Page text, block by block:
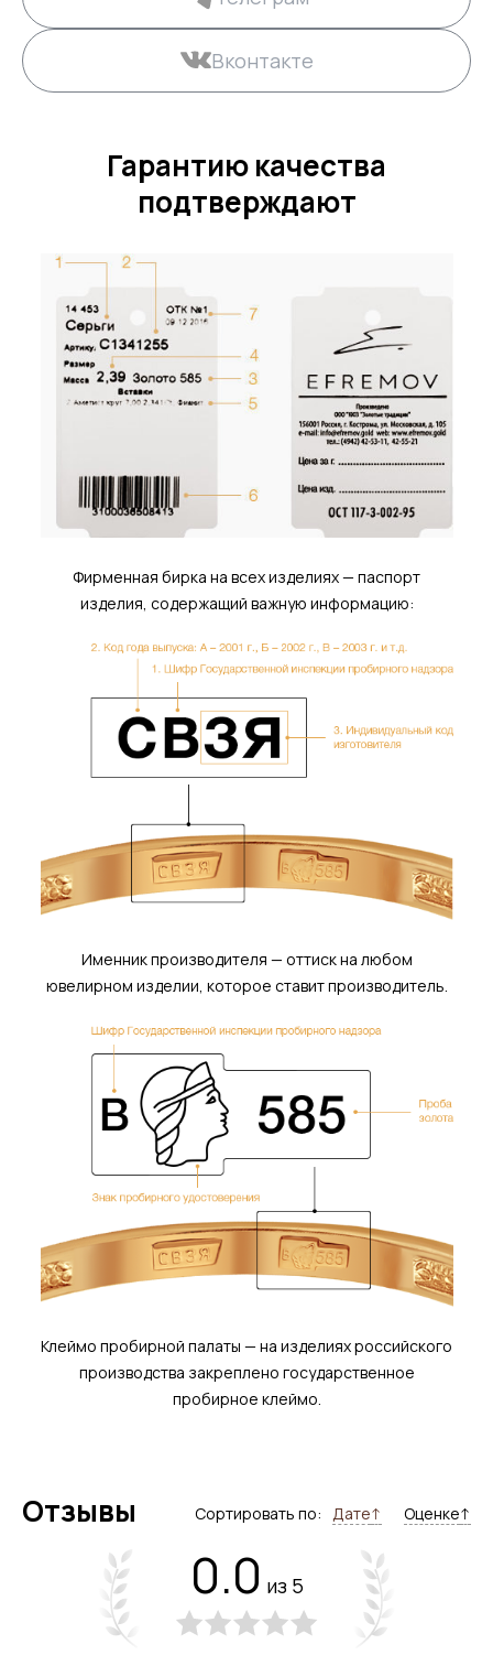
Вконтакте
Гарантию качества
подтверждают
Фирменная бирка на всех изделиях — паспорт
изделия, содержащий важную информацию:
Именник производителя — оттиск на любом
ювелирном изделии, которое ставит производитель.
Клеймо пробирной палаты — на изделиях российского
производства закреплено государственное
пробирное клеймо.
Отзывы Сортировать по: Дате↑ Оценке↑
0.0 из 5